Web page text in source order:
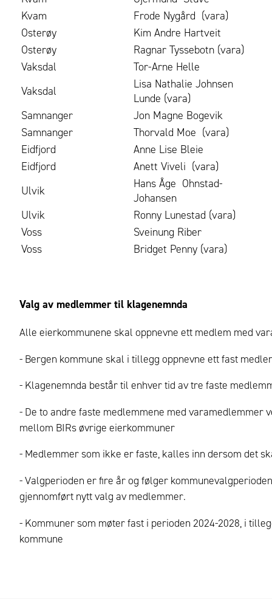
Kvam
Frode Nygård (vara)
Osterøy
Kim Andre Hartveit
Osterøy
Ragnar Tyssebotn (vara)
Vaksdal
Tor-Arne Helle
Vaksdal
Lisa Nathalie Johnsen
Lunde (vara)
Samnanger
Jon Magne Bogevik
Samnanger
Thorvald Moe (vara)
Eidfjord
Anne Lise Bleie
Eidfjord
Anett Viveli (vara)
Ulvik
Hans Åge Ohnstad-
Johansen
Ulvik
Ronny Lunestad (vara)
Voss
Sveinung Riber
Voss
Bridget Penny (vara)
Valg av medlemmer til klagenemnda
Alle eierkommunene skal oppnevne ett medlem med
- Bergen kommune skal i tillegg oppnevne ett fast
- Klagenemnda består til enhver tid av tre faste
- De to andre faste medlemmene med
mellom BIRs øvrige eierkommuner
- Medlemmer som ikke er faste, kalles inn dersom det
- Valgperioden er fire år og følger
gjennomført nytt valg av medlemmer.
- Kommuner som møter fast i perioden 2024-2028, i
kommune